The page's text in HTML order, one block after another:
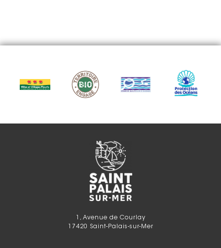
1, Avenue de Courlay
17420 Saint-Palais-sur-Mer